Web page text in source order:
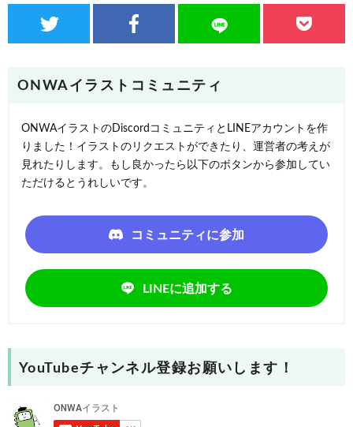
ONWAイラストコミュニティ
ONWAイラストのDiscordコミュニティとLINEアカウントを作
りました！イラストのリクエストができたり、運営者の考えが
見れたりします。もし良かったら以下のボタンから参加してい
ただけるとうれしいです。
コミュニティに参加
LINEに追加する
YouTubeチャンネル登録お願いします！